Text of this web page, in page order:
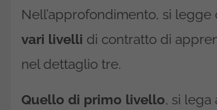
Nell’approfondimento, si legge
vari livelli di contratto di
nel dettaglio tre.
Quello di primo livello, si lega